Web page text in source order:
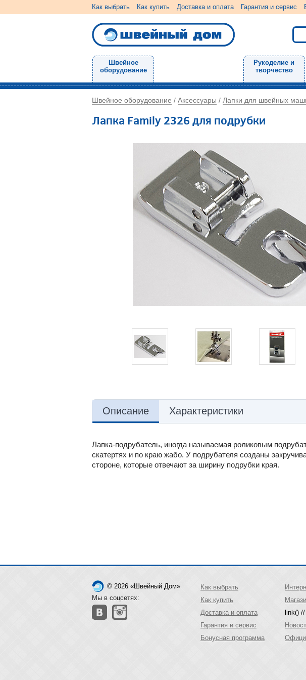
Как выбрать Как купить Доставка и оплата Гарантия и сервис
Швейное
оборудование
Рукоделие и
творчество
Швейное оборудование / Аксессуары / Лапки для швейных
Лапка Family 2326 для подрубки
Описание Характеристики
Лапка-подрубатель, иногда называемая роликовым
скатертях и по краю жабо. У подрубателя созданы
стороне, которые отвечают за ширину подрубки края.
© 2026 «Швейный Дом»
Мы в соцсетях:
Как выбрать
Как купить
Доставка и оплата
Гарантия и сервис
Бонусная программа
link()